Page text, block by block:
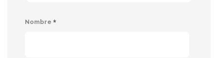
Nombre *